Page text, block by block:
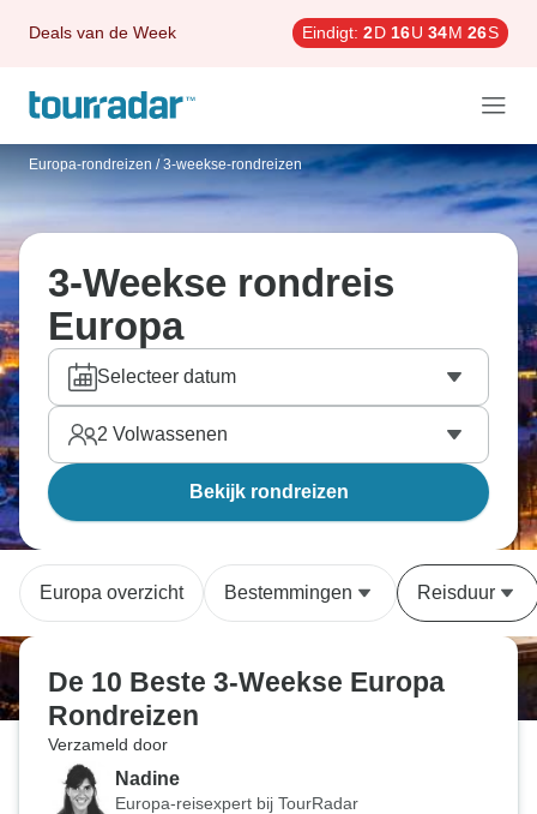
Deals van de Week Eindigt: 2D 16U 34M 25S
Europa-rondreizen / 3-weekse-rondreizen
3-Weekse rondreis
Europa
Selecteer datum
2 Volwassenen
Bekijk rondreizen
Europa overzicht Bestemmingen Reisduur
De 10 Beste 3-Weekse Europa
Rondreizen
Verzameld door
Nadine
Europa-reisexpert bij TourRadar